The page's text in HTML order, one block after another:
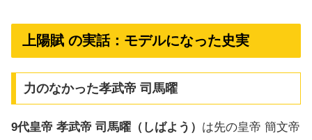
上陽賦 の実話：モデルになった史実
力のなかった孝武帝 司馬曜
9代皇帝 孝武帝 司馬曜（しばよう） は先の皇帝 簡文帝